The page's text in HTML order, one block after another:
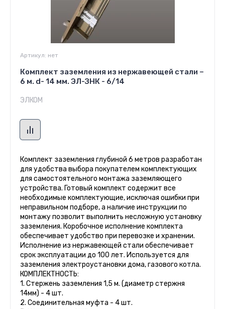
Артикул: нет
Комплект заземления из нержавеющей стали –
6 м. d- 14 мм. ЭЛ-ЗНК - 6/14
ЭЛКОМ
Комплект заземления глубиной 6 метров разработан
для удобства выбора покупателем комплектующих
для самостоятельного монтажа заземляющего
устройства. Готовый комплект содержит все
необходимые комплектующие, исключая ошибки при
неправильном подборе, а наличие инструкции по
монтажу позволит выполнить несложную установку
заземления. Коробочное исполнение комплекта
обеспечивает удобство при перевозке и хранении.
Исполнение из нержавеющей стали обеспечивает
срок эксплуатации до 100 лет. Используется для
заземления электроустановки дома, газового котла.
КОМПЛЕКТНОСТЬ:
1. Стержень заземления 1,5 м. (диаметр стержня
14мм) - 4 шт.
2. Соединительная муфта - 4 шт.